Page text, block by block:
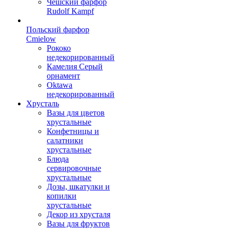
Чешский фарфор
Rudolf Kampf
Польский фарфор
Сmielow
Рококо
недекорированный
Камелия Серый
орнамент
Oktawa
недекорированный
Хрусталь
Вазы для цветов
хрустальные
Конфетницы и
салатники
хрустальные
Блюда
сервировочные
хрустальные
Дозы, шкатулки и
копилки
хрустальные
Декор из хрусталя
Вазы для фруктов